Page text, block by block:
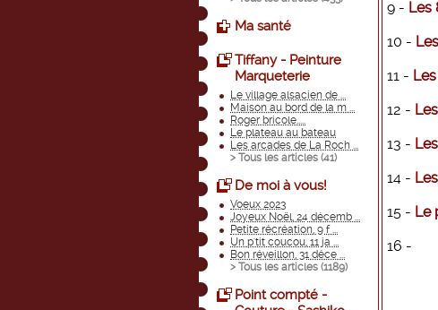
Ma santé
Tiffany - Peinture
Marqueterie
Le village alsacien de ...
Maison au bord de la m ...
Roger bricole.....
Le plateau au bateau
Les arcades de La Roch ...
> Tous les articles (41)
De moi à vous!
Voeux 2023
Joyeux Noël, 24 décemb ...
Petite récréation, 9 f ...
Un p'tit coucou, 11 ja ...
Bon réveillon, 31 déce ...
> Tous les articles (1189)
Point compté -
9 - Les
10 -
11 -
12 -
13 -
14 -
15 - Le
16 -